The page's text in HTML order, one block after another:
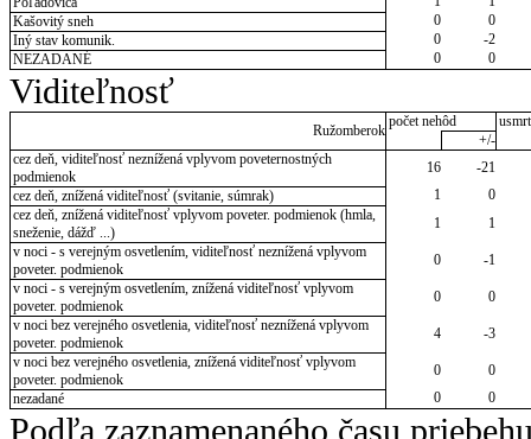
Kašovitý sneh
0
0
Iný stav komunik.
0
-2
NEZADANÉ
0 0
Viditeľnosť
Ružomberok
počet nehôd
+/-
cez deň, viditeľnosť neznížená vplyvom poveternostných
podmienok
16
-21
cez deň, znížená viditeľnosť (svitanie, súmrak)
1
0
cez deň, znížená viditeľnosť vplyvom poveter. podmienok (hmla,
sneženie, dážď ...)
1
1
v noci - s verejným osvetlením, viditeľnosť neznížená vplyvom
poveter. podmienok
0
-1
v noci - s verejným osvetlením, znížená viditeľnosť vplyvom
poveter. podmienok
0
0
v noci bez verejného osvetlenia, viditeľnosť neznížená vplyvom
poveter. podmienok
4
-3
v noci bez verejného osvetlenia, znížená viditeľnosť vplyvom
poveter. podmienok
0
0
nezadané
0 0
Podľa zaznamenaného času